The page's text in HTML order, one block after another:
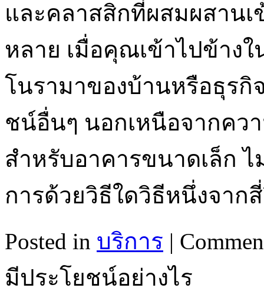
และคลาสสิกที่ผสมผสาน
หลาย เมื่อคุณเข้าไปข้าง
โนรามาของบ้านหรือธุร
ชน์อื่นๆ นอกเหนือจากคว
สำหรับอาคารขนาดเล็ก
การด้วยวิธีใดวิธีหนึ่งจา
Posted in บริการ |
มีประโยชน์อย่างไร